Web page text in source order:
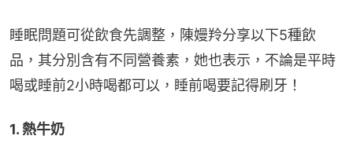
睡眠問題可從飲食先調整，陳嫚羚分享以下5種飲
品，其分別含有不同營養素，她也表示，不論是平時
喝或睡前2小時喝都可以，睡前喝要記得刷牙！
1. 熱牛奶